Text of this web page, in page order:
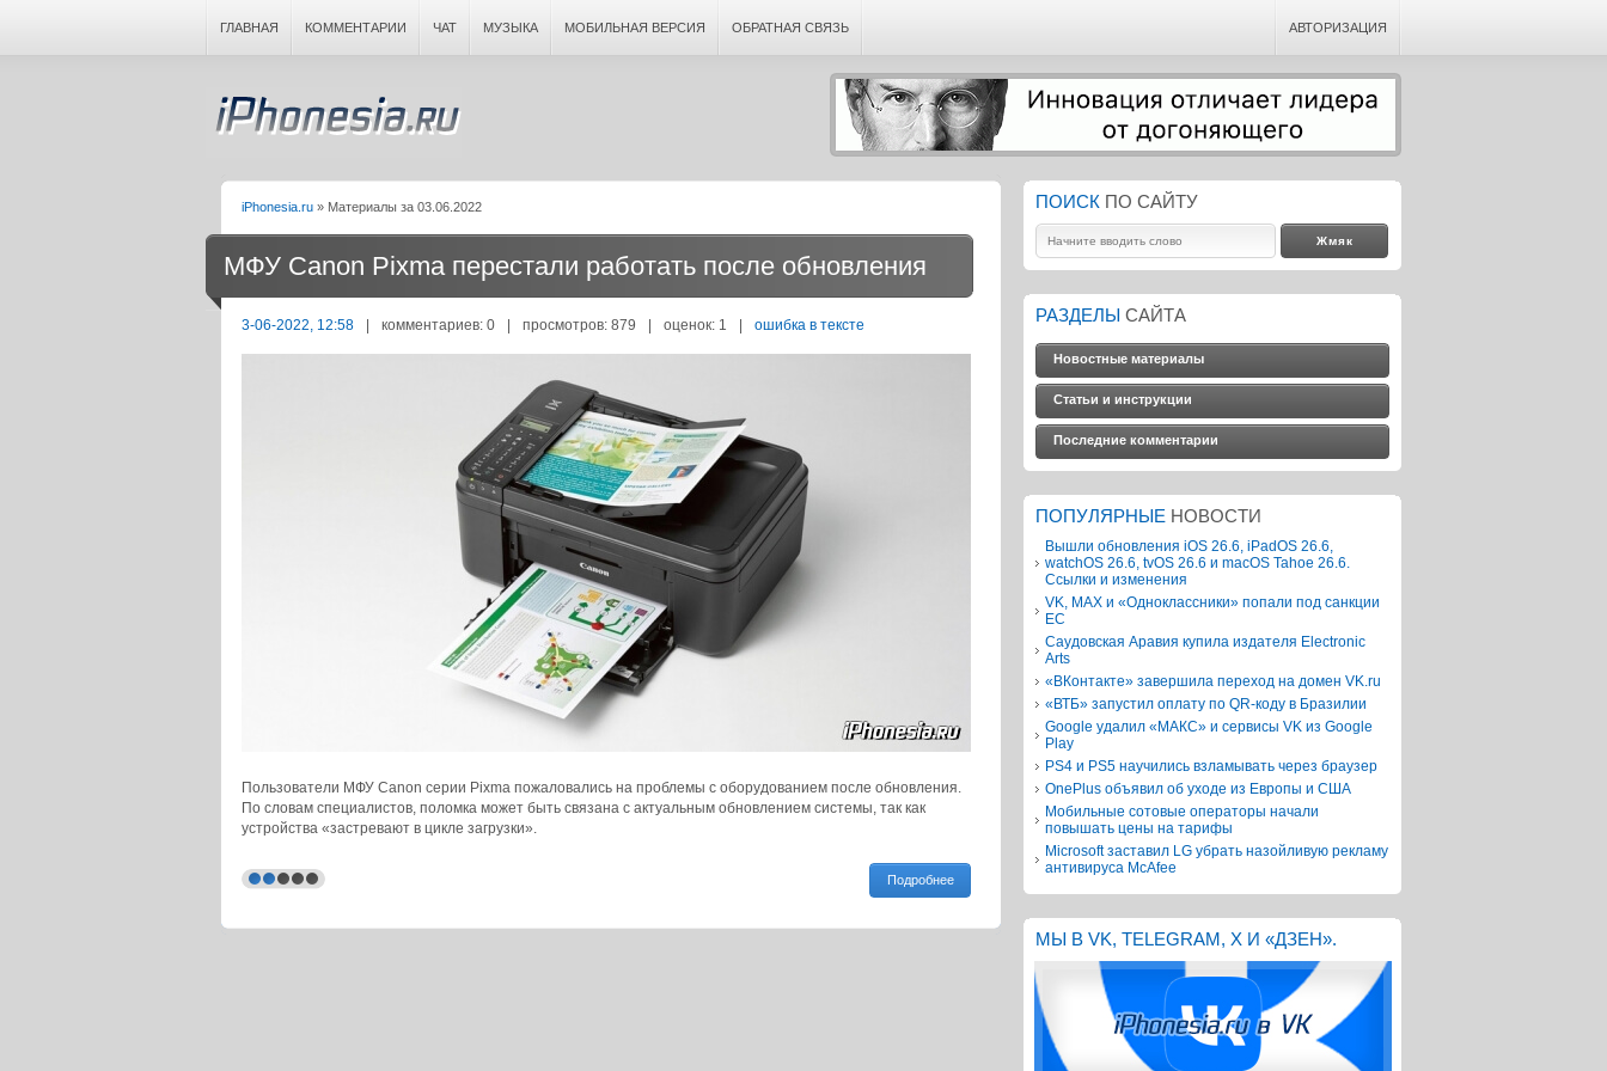
ГЛАВНАЯ КОММЕНТАРИИ ЧАТ МУЗЫКА МОБИЛЬНАЯ ВЕРСИЯ ОБРАТНАЯ СВЯЗЬ АВТОРИЗАЦИЯ
iPhonesia.ru » Материалы за 03.06.2022
МФУ Canon Pixma перестали работать после обновления
3-06-2022, 12:58 | комментариев: 0 | просмотров: 879 | оценок: 1 | ошибка в тексте
Пользователи МФУ Canon серии Pixma пожаловались на проблемы с оборудованием после обновления.
По словам специалистов, поломка может быть связана с актуальным обновлением системы, так как
устройства «застревают в цикле загрузки».
Подробнее
ПОИСК ПО САЙТУ
РАЗДЕЛЫ САЙТА
Новостные материалы
Статьи и инструкции
Последние комментарии
ПОПУЛЯРНЫЕ НОВОСТИ
Вышли обновления iOS 26.6, iPadOS 26.6,
watchOS 26.6, tvOS 26.6 и macOS Tahoe 26.6.
Ссылки и изменения
VK, MAX и «Одноклассники» попали под санкции
ЕС
Саудовская Аравия купила издателя Electronic
Arts
«ВКонтакте» завершила переход на домен VK.ru
«ВТБ» запустил оплату по QR-коду в Бразилии
Google удалил «МАКС» и сервисы VK из Google
Play
PS4 и PS5 научились взламывать через браузер
OnePlus объявил об уходе из Европы и США
Мобильные сотовые операторы начали
повышать цены на тарифы
Microsoft заставил LG убрать назойливую рекламу
антивируса McAfee
МЫ В VK, TELEGRAM, X И «ДЗЕН».